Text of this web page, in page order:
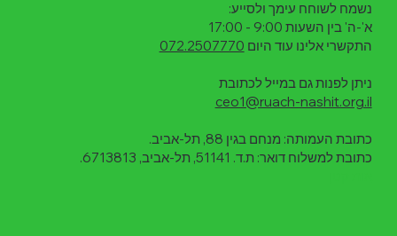
נשמח לשוחח עימך ולסייע:
א'-ה' בין השעות 9:00 - 17:00
התקשרי אלינו עוד היום 072.2507770
ניתן לפנות גם במייל לכתובת
ceo1@ruach-nashit.org.il
כתובת העמותה: מנחם בגין 88, תל-אביב.
כתובת למשלוח דואר: ת.ד. 51141, תל-אביב, 6713813.